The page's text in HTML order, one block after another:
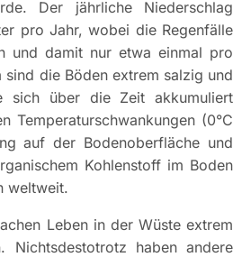
Der jährliche Niederschlag
pro Jahr, wobei die Regenfälle
und damit nur etwa einmal pro
sind die Böden extrem salzig und
sich über die Zeit akkumuliert
Temperaturschwankungen (0°C
auf der Bodenoberfläche und
Kohlenstoff im Boden
weltweit.
Leben in der Wüste extrem
Nichtsdestotrotz haben andere